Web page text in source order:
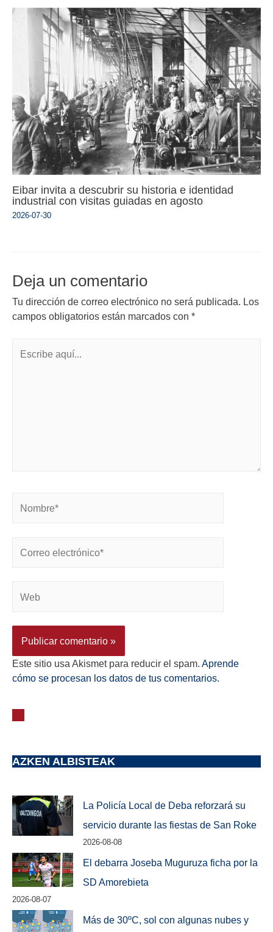
Eibar invita a descubrir su historia e identidad
industrial con visitas guiadas en agosto
2026-07-30
Deja un comentario
Tu dirección de correo electrónico no será publicada. Los
campos obligatorios están marcados con *
Este sitio usa Akismet para reducir el spam. Aprende
cómo se procesan los datos de tus comentarios.
AZKEN ALBISTEAK
La Policía Local de Deba reforzará su
servicio durante las fiestas de San Roke
2026-08-08
El debarra Joseba Muguruza ficha por la
SD Amorebieta
2026-08-07
Más de 30ºC, sol con algunas nubes y